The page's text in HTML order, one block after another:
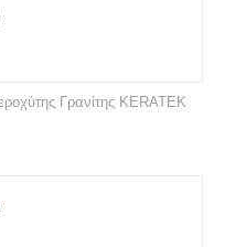
Γρανίτης KERATEK